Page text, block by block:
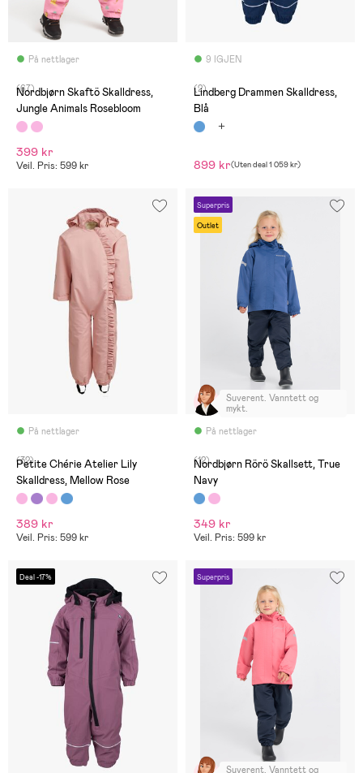
På nettlager
(67)
Nordbjørn Skaftö Skalldress,
Jungle Animals Rosebloom
399 kr
Veil. Pris: 599 kr
9 IGJEN
(2)
Lindberg Drammen Skalldress,
Blå
899 kr(Uten deal1 059 kr)
På nettlager
(32)
Petite Chérie Atelier Lily
Skalldress, Mellow Rose
389 kr
Veil. Pris: 599 kr
Superpris
Outlet
På nettlager
Suverent. Vanntett og
mykt.
(12)
Nordbjørn Rörö Skallsett, True
Navy
349 kr
Veil. Pris: 599 kr
Deal -17% Superpris
Suverent. Vanntett og